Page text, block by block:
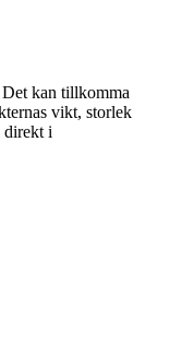
kan tillkomma
vikt, storlek
direkt i